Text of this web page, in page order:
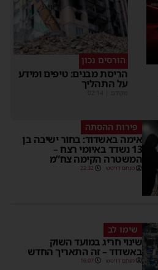
הורסים נכון
הריסת מבנים: טיפים ומידע
על התהליך
מקודם
פירות ההסתה
אימה באשדוד: בחור ישיבה בן
13 נשדד באיומי רצח –
המשטרה הקימה צח”מ
מנחם דויטש 22:32
שימו לב
שינוי חריג במועד השוק
באשדוד – זה התאריך החדש
מנחם דויטש 16:07